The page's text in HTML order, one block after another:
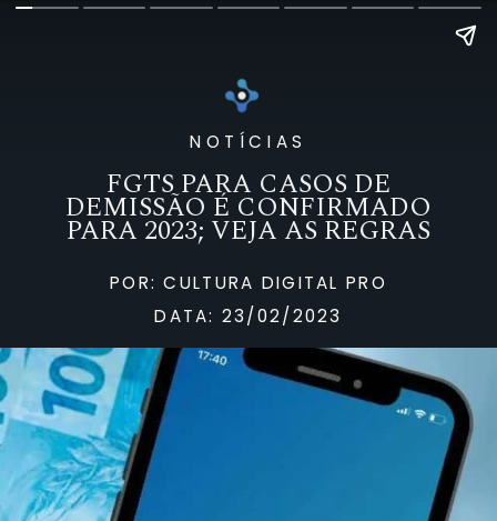
FGTS PARA CASOS DE
DEMISSÃO É CONFIRMADO
PARA 2023; VEJA AS REGRAS
POR: CULTURA DIGITAL PRO
DATA: 23/02/2023
NOTÍCIAS